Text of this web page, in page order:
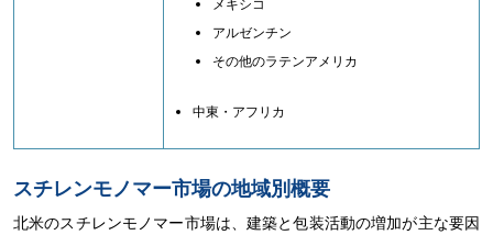
メキシコ
アルゼンチン
その他のラテンアメリカ
中東・アフリカ
スチレンモノマー市場の地域別概要
北米のスチレンモノマー市場は、建築と包装活動の増加が主な要因